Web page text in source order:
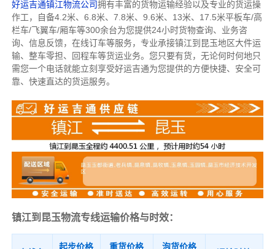
好运吉通镇江物流公司拥有丰富的货物运输经验以及专业的货运操
作工，自备4.2米、6.8米、7.8米、9.6米、13米、17.5米平板车/高
栏车/飞翼车/厢车等300余台为您提供24小时货物查询、业务咨
询、信息反馈，在线订车等服务， 专业承接镇江到昆玉地区大件运
输、整车零担、回程车等货运业务。 您只要有货，无论何时何地只
需您一个电话就能立刻享受好运吉通为您提供的方便快捷、安全可
靠、快速直达的货运服务。
镇江到昆玉物流专线运输价格与时效：
起步价格
重货价格
泡货价格